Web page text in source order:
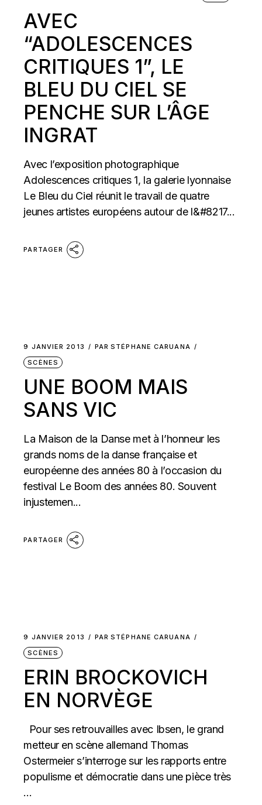
AVEC
“ADOLESCENCES
CRITIQUES 1”, LE
BLEU DU CIEL SE
PENCHE SUR L’ÂGE
INGRAT
Avec l’exposition photographique
Adolescences critiques 1, la galerie lyonnaise
Le Bleu du Ciel réunit le travail de quatre
jeunes artistes européens autour de l&#8217...
PARTAGER
9 JANVIER 2013 PAR STÉPHANE CARUANA
SCÈNES
UNE BOOM MAIS
SANS VIC
La Maison de la Danse met à l’honneur les
grands noms de la danse française et
européenne des années 80 à l’occasion du
festival Le Boom des années 80. Souvent
injustemen...
PARTAGER
9 JANVIER 2013 PAR STÉPHANE CARUANA
SCÈNES
ERIN BROCKOVICH
EN NORVÈGE
Pour ses retrouvailles avec Ibsen, le grand
metteur en scène allemand Thomas
Ostermeier s’interroge sur les rapports entre
populisme et démocratie dans une pièce très
...